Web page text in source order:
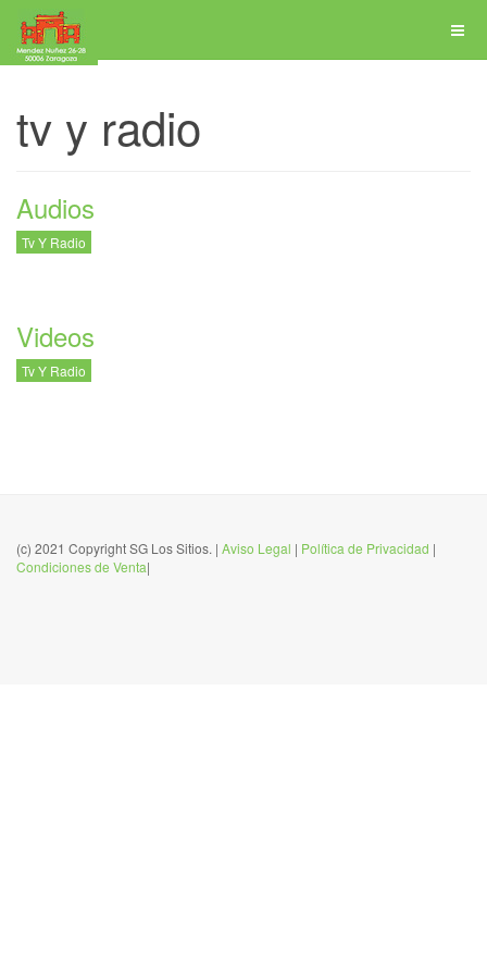
tv y radio
Audios
Tv Y Radio
Videos
Tv Y Radio
(c) 2021 Copyright SG Los Sitios. | Aviso Legal | Política de Privacidad |
Condiciones de Venta|